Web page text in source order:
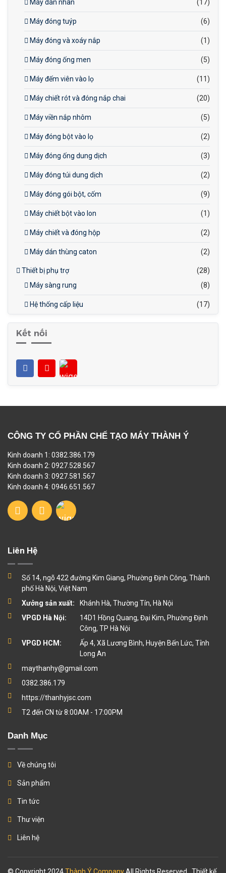
Máy dán nhãn (17)
Máy đóng tuýp (6)
Máy đóng và xoáy nắp (1)
Máy đóng ống men (5)
Máy đếm viên vào lọ (11)
Máy chiết rót và đóng nắp chai (20)
Máy viền nắp nhôm (5)
Máy đóng bột vào lọ (2)
Máy đóng ống dung dịch (3)
Máy đóng túi dung dịch (2)
Máy đóng gói bột, cốm (9)
Máy chiết bột vào lon (1)
Máy chiết và đóng hộp (2)
Máy dán thùng caton (2)
Thiết bị phụ trợ
(28)
Máy sàng rung
(8)
Hệ thống cấp liệu (17)
Kết nối
CÔNG TY CỔ PHẦN CHẾ TẠO MÁY THÀNH Ý
Kinh doanh 1: 0382.386.179
Kinh doanh 2: 0927.528.567
Kinh doanh 3: 0927.581.567
Kinh doanh 4: 0946.651.567
Liên Hệ
Số 14, ngõ 422 đường Kim Giang, Phường Định Công, Thành
phố Hà Nội, Việt Nam
Xưởng sản xuất:
Khánh Hà, Thường Tín, Hà Nội
VPGD Hà Nội:
14D1 Hồng Quang, Đại Kim, Phường Định
Công, TP Hà Nội
VPGD HCM:
Ấp 4, Xã Lương Bình, Huyện Bến Lức, Tỉnh
Long An
maythanhy@gmail.com
0382.386.179
https://thanhyjsc.com
T2 đến CN từ 8:00AM - 17:00PM
Danh Mục
Về chúng tôi
Sản phẩm
Tin tức
Thư viện
Liên hệ